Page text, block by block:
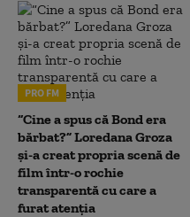
PRO FM
“Cine a spus că Bond era
bărbat?” Loredana Groza
și-a creat propria scenă de
film într-o rochie
transparentă cu care a
furat atenția